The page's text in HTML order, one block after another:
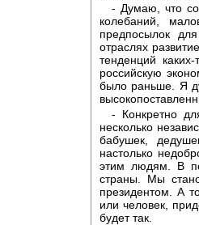
- Думаю, что
колебаний,
предпосылок
отраслях
тенденций
российскую
было раньше. Я
- Конкретно
несколько
бабушек,
настолько
этим людям. В
страны. Мы
президентом. А
или человек,
будет так.